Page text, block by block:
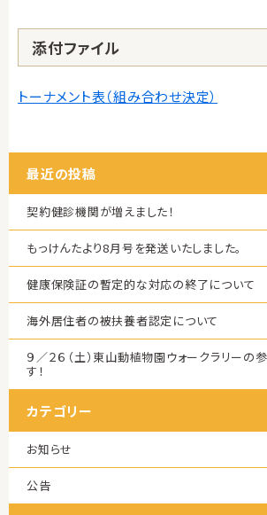
添付ファイル
トーナメント表（組み合わせ決定）
最近の投稿
契約健診機関が増えました！
もっけんたより8月号を発送いたしました。
健康保険証の暫定的な対応の終了について
海外居住者の被扶養者認定について
９／２６（土）東山動植物園ウォークラリーの
す！
カテゴリー
お知らせ
公告